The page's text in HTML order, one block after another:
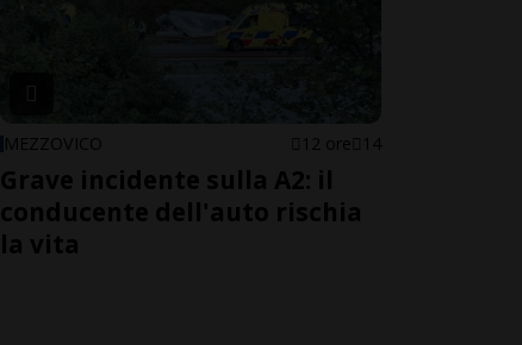
MEZZOVICO 12 ore 14
Grave incidente sulla A2: il
conducente dell'auto rischia
la vita